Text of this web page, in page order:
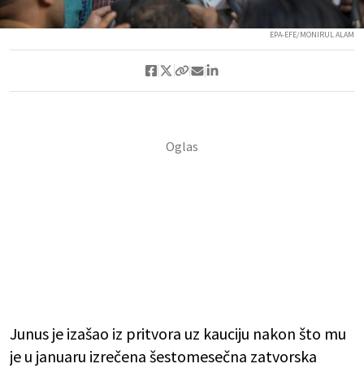
EPA-EFE/MONIRUL ALAM
Junus je izašao iz pritvora uz kauciju nakon što mu
je u januaru izrečena šestomesečna zatvorska